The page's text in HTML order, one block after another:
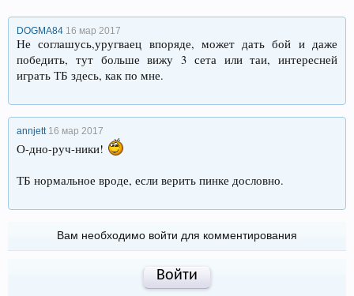
DOGMA84 16 мар 2017
Не соглашусь,уругваец впоряде, может дать бой и даже
победить, тут больше вижу 3 сета или таи, интересней
играть ТБ здесь, как по мне.
annjett 16 мар 2017
О-дно-руч-ники!
ТБ нормальное вроде, если верить пинке дословно.
Вам необходимо войти для комментирования
Войти